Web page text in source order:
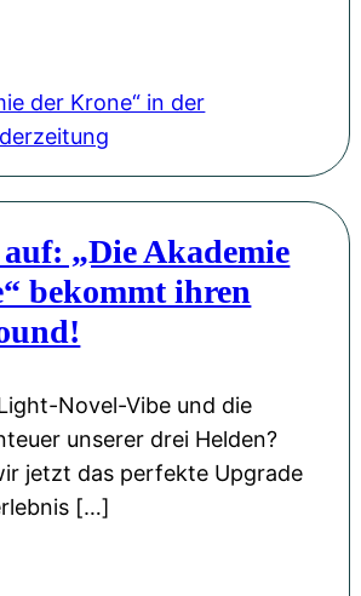
„Die Akademie
bekommt ihren
Novel-Vibe und die
unserer drei Helden?
jetzt das perfekte Upgrade
[…]